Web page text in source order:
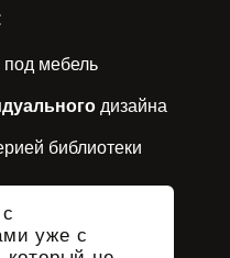
под мебель
дизайна
библиотеки
уже с